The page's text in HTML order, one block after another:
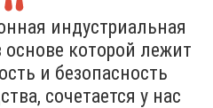
индустриальная
основе которой лежит
и безопасность
сочетается у нас